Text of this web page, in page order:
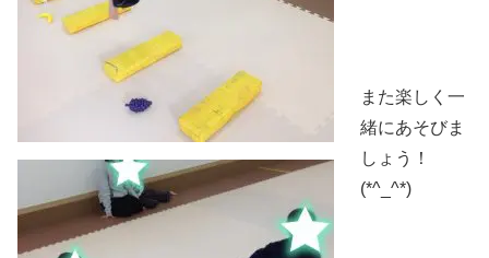
また楽しく一
緒にあそびま
しょう！
(*^_^*)